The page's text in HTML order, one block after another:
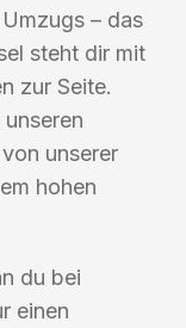
– das
steht dir mit
zur Seite.
unserer
hohen
du bei
einen